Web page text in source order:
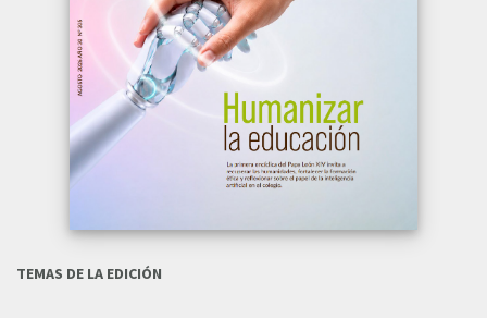
TEMAS DE LA EDICIÓN